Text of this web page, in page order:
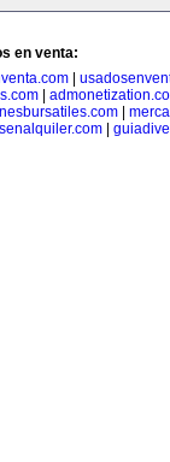
en venta:
|
|